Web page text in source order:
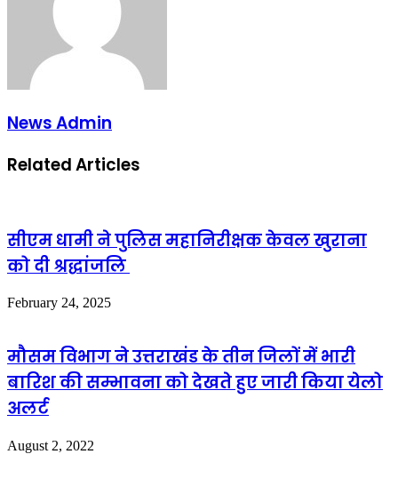
News Admin
Related Articles
सीएम धामी ने पुलिस महानिरीक्षक केवल खुराना
को दी श्रद्धांजलि
February 24, 2025
मौसम विभाग ने उत्तराखंड के तीन जिलों में भारी
बारिश की सम्भावना को देखते हुए जारी किया येलो
अलर्ट
August 2, 2022